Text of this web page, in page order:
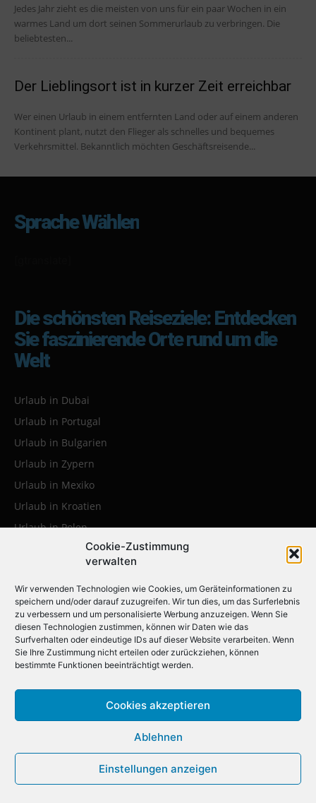
Cookie-Zustimmung
verwalten
Wir verwenden Technologien wie Cookies, um Geräteinformationen zu
speichern und/oder darauf zuzugreifen. Wir tun dies, um das Surferlebnis
zu verbessern und um personalisierte Werbung anzuzeigen. Wenn Sie
diesen Technologien zustimmen, können wir Daten wie das
Surfverhalten oder eindeutige IDs auf dieser Website verarbeiten. Wenn
Sie Ihre Zustimmung nicht erteilen oder zurückziehen, können
bestimmte Funktionen beeinträchtigt werden.
Cookies akzeptieren
Ablehnen
Einstellungen anzeigen
Jedes Jahr zieht es die meisten von uns für ein paar Wochen in ein
warmes Land um dort seinen Sommerurlaub zu verbringen. Die
beliebtesten...
Der Lieblingsort ist in kurzer Zeit erreichbar
Wer einen Urlaub in einem entfernten Land oder auf einem anderen
Kontinent plant, nutzt den Flieger als schnelles und bequemes
Verkehrsmittel. Bekanntlich möchten Geschäftsreisende...
Sprache Wählen
Die schönsten Reiseziele: Entdecken
Sie faszinierende Orte rund um die
Welt
Urlaub in Dubai
Urlaub in Portugal
Urlaub in Bulgarien
Urlaub in Zypern
Urlaub in Mexiko
Urlaub in Kroatien
Urlaub in Polen
Urlaub in der Karibik
Die beliebtesten Städtereisen:
Erleben Sie die faszinierendsten
Metropolen weltweit
Städtereise nach London
Städtereise nach Barcelona
Städtereise nach Amsterdam
Städtereise nach New York